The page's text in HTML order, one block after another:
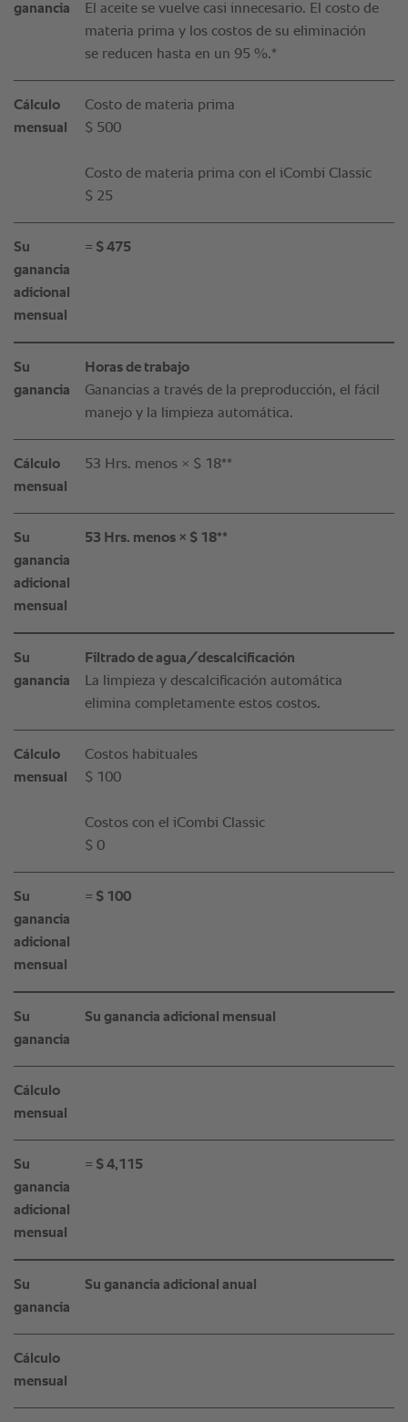
ganancia
El aceite se vuelve casi innecesario. El costo de
materia prima y los costos de su eliminación
se reducen hasta en un 95 %.*
Cálculo
mensual
Costo de materia prima
$ 500
Costo de materia prima con el iCombi Classic
$ 25
Su
ganancia
adicional
mensual
= $ 475
Su
ganancia
Horas de trabajo
Ganancias a través de la preproducción, el fácil
manejo y la limpieza automática.
Cálculo
mensual
53 Hrs. menos × $ 18**
Su
ganancia
adicional
mensual
53 Hrs. menos × $ 18**
Su
ganancia
Filtrado de agua/descalcificación
La limpieza y descalcificación automática
elimina completamente estos costos.
Cálculo
mensual
Costos habituales
$ 100
Costos con el iCombi Classic
$ 0
Su
ganancia
adicional
mensual
= $ 100
Su
ganancia
Su ganancia adicional mensual
Cálculo
mensual
Su
ganancia
adicional
mensual
= $ 4,115
Su
ganancia
Su ganancia adicional anual
Cálculo
mensual